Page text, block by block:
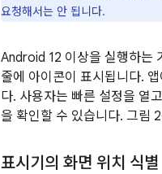
요청해서는 안 됩니다.
Android 12 이상을 실행하는
줄에 아이콘이 표시됩니다. 앱
다. 사용자는 빠른 설정을 열
을 확인할 수 있습니다. 그림
표시기의 화면 위치 식별